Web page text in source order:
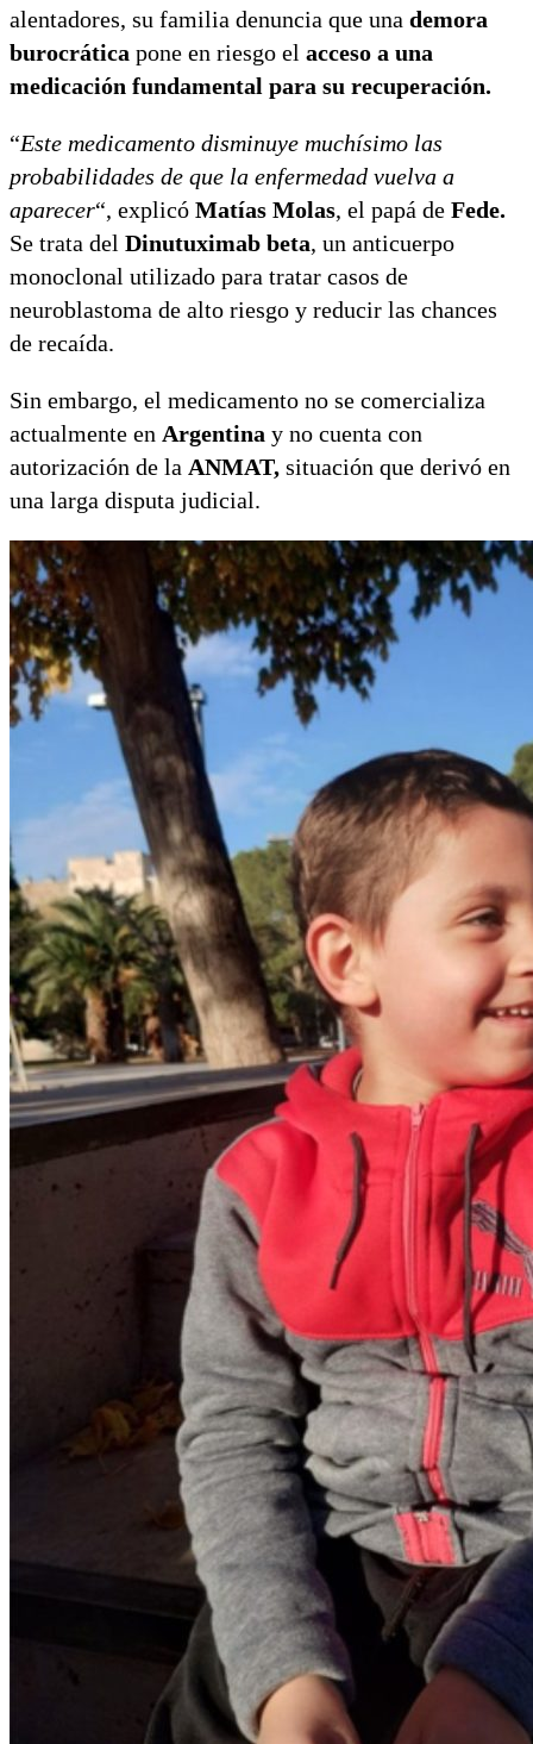
alentadores, su familia denuncia que una demora
burocrática pone en riesgo el acceso a una
medicación fundamental para su recuperación.
“Este medicamento disminuye muchísimo las
probabilidades de que la enfermedad vuelva a
aparecer“, explicó Matías Molas, el papá de Fede.
Se trata del Dinutuximab beta, un anticuerpo
monoclonal utilizado para tratar casos de
neuroblastoma de alto riesgo y reducir las chances
de recaída.
Sin embargo, el medicamento no se comercializa
actualmente en Argentina y no cuenta con
autorización de la ANMAT, situación que derivó en
una larga disputa judicial.